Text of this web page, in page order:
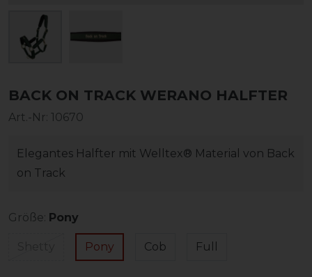
BACK ON TRACK WERANO HALFTER
Art.-Nr: 10670
Elegantes Halfter mit Welltex® Material von Back
on Track
Größe: Pony
Pony Cob Full